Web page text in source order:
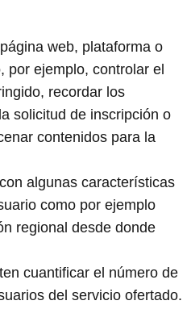
web, plataforma o
por ejemplo, controlar el
recordar los
solicitud de inscripción o
contenidos para la
algunas características
como por ejemplo
regional desde donde
cuantificar el número de
del servicio ofertado.